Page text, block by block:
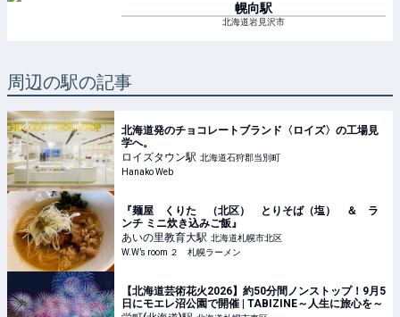
幌向駅
北海道岩見沢市
周辺の駅の記事
北海道発のチョコレートブランド〈ロイズ〉の工場見
学へ。
ロイズタウン駅 北海道石狩郡当別町
Hanako Web
『麺屋 くりた （北区） とりそば（塩） ＆ ラ
ンチ ミニ炊き込みご飯』
あいの里教育大駅 北海道札幌市北区
W.W’s room ２ 札幌ラーメン
【北海道芸術花火2026】約50分間ノンストップ！9月5
日にモエレ沼公園で開催 | TABIZINE～人生に旅心を～